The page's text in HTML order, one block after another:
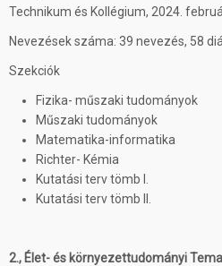
Technikum és Kollégium, 2024.
Nevezések száma: 39 nevezés, 58
Szekciók
Fizika- műszaki tudományok
Műszaki tudományok
Matematika-informatika
Richter- Kémia
Kutatási terv tömb I.
Kutatási terv tömb II.
2., Élet- és környezettudományi